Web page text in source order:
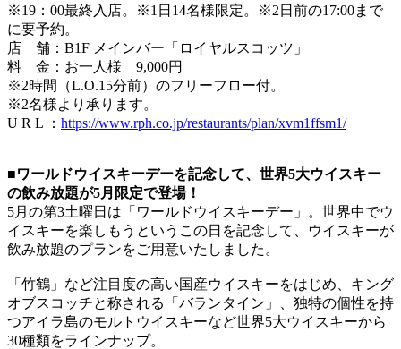
※19：00最終入店。※1日14名様限定。※2日前の17:00まで
に要予約。
店 舗：B1F メインバー「ロイヤルスコッツ」
料 金：お一人様 9,000円
※2時間（L.O.15分前）のフリーフロー付。
※2名様より承ります。
U R L ： https://www.rph.co.jp/restaurants/plan/xvm1ffsm1/
■ワールドウイスキーデーを記念して、世界5大ウイスキー
の飲み放題が5月限定で登場！
5月の第3土曜日は「ワールドウイスキーデー」。世界中でウ
イスキーを楽しもうというこの日を記念して、ウイスキーが
飲み放題のプランをご用意いたしました。
「竹鶴」など注目度の高い国産ウイスキーをはじめ、キング
オブスコッチと称される「バランタイン」、独特の個性を持
つアイラ島のモルトウイスキーなど世界5大ウイスキーから
30種類をラインナップ。